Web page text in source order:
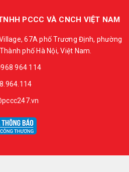
PCCC VÀ CNCH VIỆT NAM
67A phố Trương Định, phường
phố Hà Nội, Việt Nam.
964 114